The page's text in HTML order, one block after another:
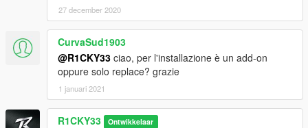
27 december 2020
CurvaSud1903
@R1CKY33 ciao, per l'installazione è un add-on
oppure solo replace? grazie
1 januari 2021
R1CKY33 Ontwikkelaar